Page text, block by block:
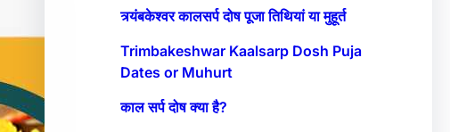
त्र्यंबकेश्वर कालसर्प दोष पूजा तिथियां या मुहूर्त
Trimbakeshwar Kaalsarp Dosh Puja
Dates or Muhurt
काल सर्प दोष क्या है?